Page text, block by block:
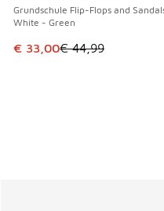
Grundschule Flip-Flops and
White - Green
Dieser Artikel ist im
€ 33,00€ 44,99